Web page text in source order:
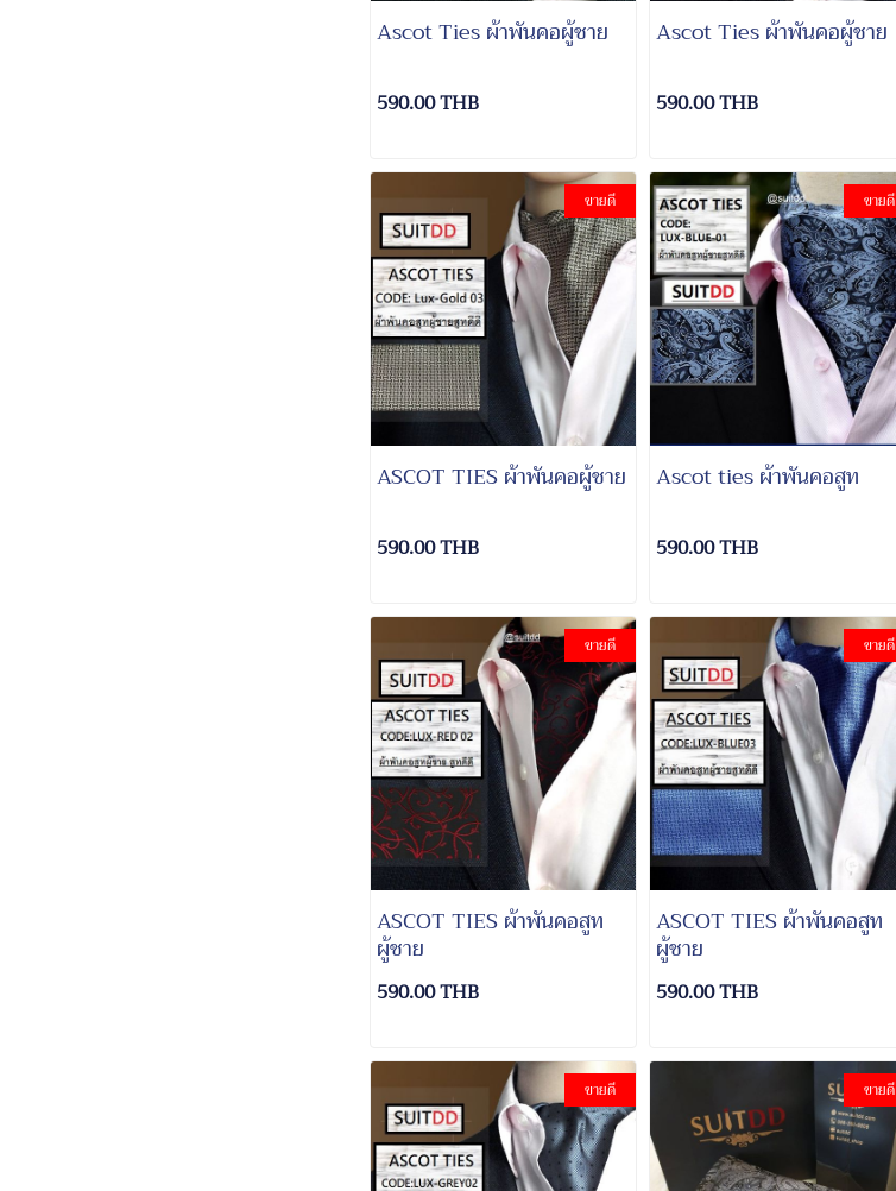
Ascot Ties ผ้าพันคอผู้ชาย
590.00 THB
Ascot Ties ผ้าพันคอผู้ชาย
590.00 THB
ขายดี
ASCOT TIES ผ้าพันคอผู้ชาย
590.00 THB
ขายดี
Ascot ties ผ้าพันคอสูท
590.00 THB
ขายดี
ASCOT TIES ผ้าพันคอสูท
ผู้ชาย
590.00 THB
ขายดี
ASCOT TIES ผ้าพันคอสูท
ผู้ชาย
590.00 THB
ขายดี ขายดี